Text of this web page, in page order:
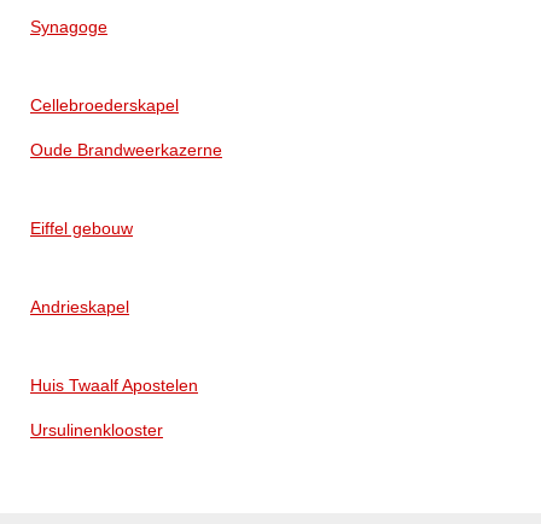
Synagoge
Cellebroederskapel
Oude Brandweerkazerne
Eiffel gebouw
Andrieskapel
Huis Twaalf Apostelen
Ursulinenklooster